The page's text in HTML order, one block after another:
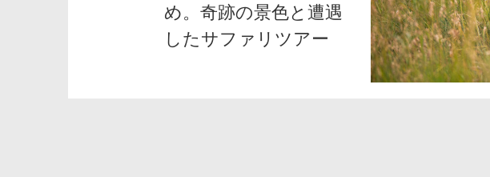
め。奇跡の景色と遭遇
したサファリツアー